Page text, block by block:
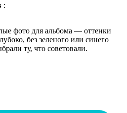
:
фото для альбома — оттенки
без зеленого или синего
ту, что советовали.